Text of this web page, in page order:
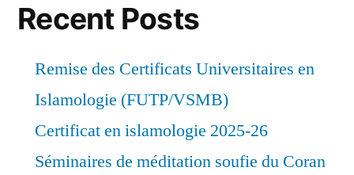
Recent Posts
Remise des Certificats Universitaires en
Islamologie (FUTP/VSMB)
Certificat en islamologie 2025-26
Séminaires de méditation soufie du Coran